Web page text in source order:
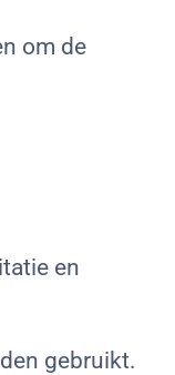
om de
en
gebruikt.